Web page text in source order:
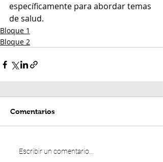
específicamente para abordar temas
de salud.
Bloque 1
Bloque 2
Comentarios
Escribir un comentario...